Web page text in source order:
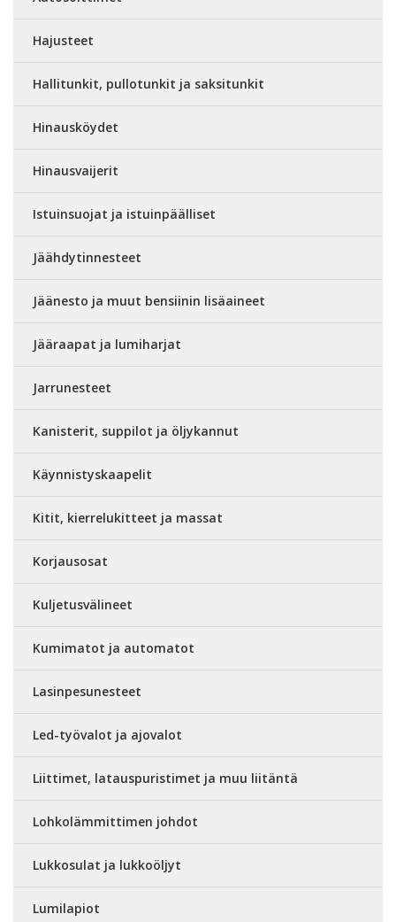
Hajusteet
Hallitunkit, pullotunkit ja saksitunkit
Hinausköydet
Hinausvaijerit
Istuinsuojat ja istuinpäälliset
Jäähdytinnesteet
Jäänesto ja muut bensiinin lisäaineet
Jääraapat ja lumiharjat
Jarrunesteet
Kanisterit, suppilot ja öljykannut
Käynnistyskaapelit
Kitit, kierrelukitteet ja massat
Korjausosat
Kuljetusvälineet
Kumimatot ja automatot
Lasinpesunesteet
Led-työvalot ja ajovalot
Liittimet, latauspuristimet ja muu liitäntä
Lohkolämmittimen johdot
Lukkosulat ja lukkoöljyt
Lumilapiot